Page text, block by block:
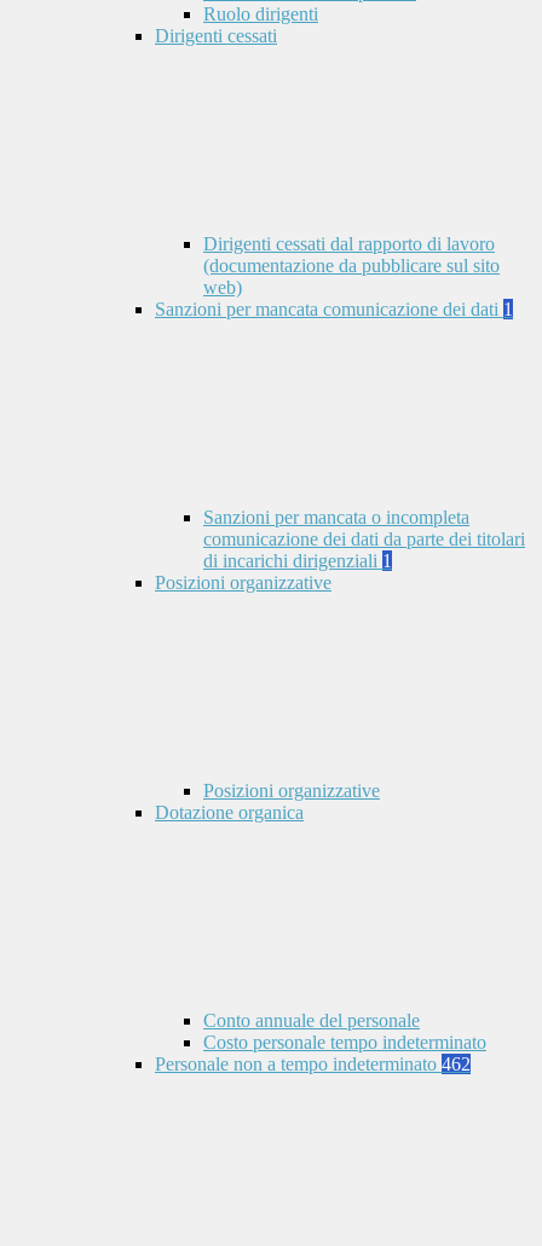
Ruolo dirigenti
Dirigenti cessati
Dirigenti cessati dal rapporto di lavoro
(documentazione da pubblicare sul sito
web)
Sanzioni per mancata comunicazione dei dati 1
Sanzioni per mancata o incompleta
comunicazione dei dati da parte dei titolari
di incarichi dirigenziali 1
Posizioni organizzative
Posizioni organizzative
Dotazione organica
Conto annuale del personale
Costo personale tempo indeterminato
Personale non a tempo indeterminato 462